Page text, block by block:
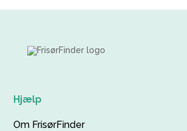
Hjælp
Om FrisørFinder